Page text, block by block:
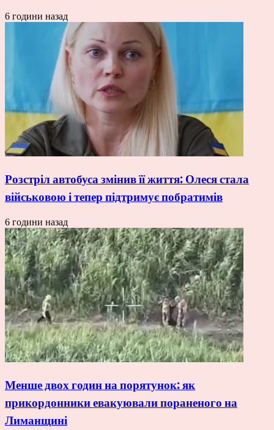
6 години назад
Розстріл автобуса змінив її життя: Олеся стала
військовою і тепер підтримує побратимів
6 години назад
Менше двох годин на порятунок: як
прикордонники евакуювали пораненого на
Лиманщині